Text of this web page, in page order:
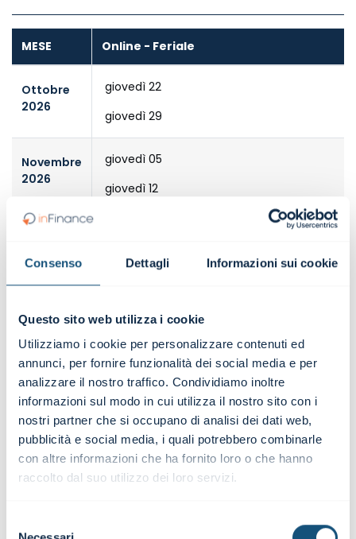
Consenso Dettagli Informazioni sui cookie
Questo sito web utilizza i cookie
Utilizziamo i cookie per personalizzare contenuti ed
annunci, per fornire funzionalità dei social media e per
analizzare il nostro traffico. Condividiamo inoltre
informazioni sul modo in cui utilizza il nostro sito con i
nostri partner che si occupano di analisi dei dati web,
pubblicità e social media, i quali potrebbero combinarle
con altre informazioni che ha fornito loro o che hanno
raccolto dal suo utilizzo dei loro servizi.
MESE Online - Feriale
Ottobre
2026
giovedì 22
giovedì 29
Novembre
2026
giovedì 05
giovedì 12
Durata e organizzazione delle
lezioni
Ogni lezione ha una durata di circa 4h (9.00-13.00)
È prevista una modalità di partecipazione
ONLINE / n. 4 mezze giornate in aula virtuale
Faculty